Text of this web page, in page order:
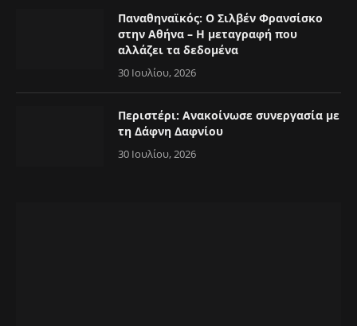
Παναθηναϊκός: Ο Σιλβέν Φρανσίσκο
στην Αθήνα – Η μεταγραφή που
αλλάζει τα δεδομένα
30 Ιουλίου, 2026
Περιστέρι: Ανακοίνωσε συνεργασία με
τη Δάφνη Δαφνίου
30 Ιουλίου, 2026